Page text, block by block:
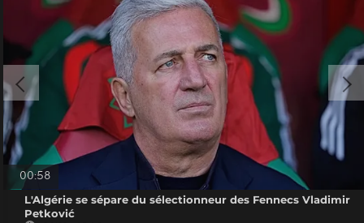
00:58
L'Algérie se sépare du sélectionneur des Fennecs Vladimir
Petković